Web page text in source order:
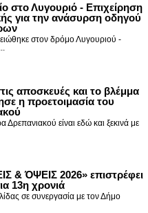
στο Λυγουριό - Επιχείρηση
για την ανάσυρση οδηγού
στον δρόμο Λυγουριού -
αποσκευές και το βλέμμα
η προετοιμασία του
Δρεπανιακού είναι εδώ και ξεκινά με
& ΌΨΕΙΣ 2026» επιστρέφει
13η χρονιά
σε συνεργασία με τον Δήμο